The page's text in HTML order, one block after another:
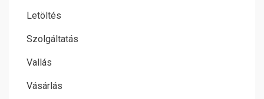
Letöltés
Szolgáltatás
Vallás
Vásárlás